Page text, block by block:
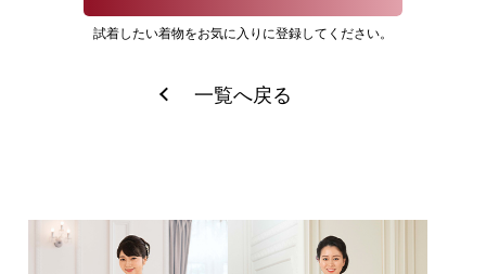
試着したい着物をお気に入りに登録してください。
一覧へ戻る